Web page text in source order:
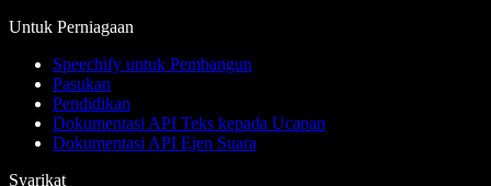
Untuk Perniagaan
Speechify untuk Pembangun
Pasukan
Pendidikan
Dokumentasi API Teks kepada Ucapan
Dokumentasi API Ejen Suara
Syarikat